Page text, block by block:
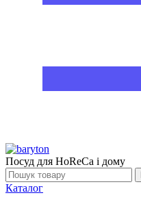
Посуд для HoReCa і дому
Каталог